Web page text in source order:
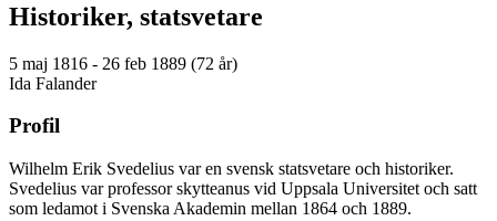
Historiker, statsvetare
5 maj 1816 - 26 feb 1889 (72 år)
Ida Falander
Profil
Wilhelm Erik Svedelius var en svensk statsvetare och historiker.
Svedelius var professor skytteanus vid Uppsala Universitet och satt
som ledamot i Svenska Akademin mellan 1864 och 1889.